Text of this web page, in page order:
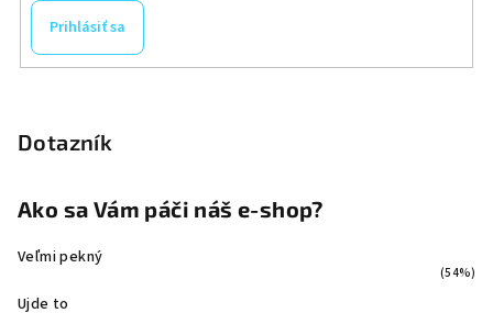
Prihlásiť sa
Dotazník
Ako sa Vám páči náš e-shop?
Veľmi pekný
(54%)
Ujde to